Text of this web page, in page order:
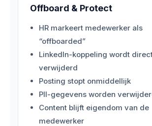
Offboard & Protect
HR markeert medewerker als
“offboarded”
LinkedIn-koppeling wordt
verwijderd
Posting stopt onmiddellijk
PII-gegevens worden
Content blijft eigendom van de
medewerker